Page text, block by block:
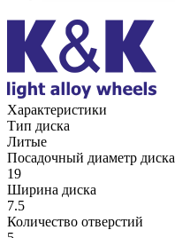
Характеристики
Тип диска
Литые
Посадочный диаметр диска
19
Ширина диска
7.5
Количество отверстий